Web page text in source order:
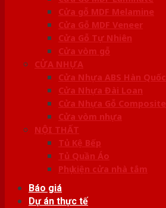
Cửa gỗ MDF Melamine
Cửa Gỗ MDF Veneer
Cửa Gỗ Tự Nhiên
Cửa vòm gỗ
CỬA NHỰA
Cửa Nhựa ABS Hàn Quốc
Cửa Nhựa Đài Loan
Cửa Nhựa Gỗ Composite
Cửa vòm nhựa
NỘI THẤT
Tủ Kệ Bếp
Tủ Quần Áo
Phụ kiện cửa nhà tắm
Báo giá
Dự án thực tế